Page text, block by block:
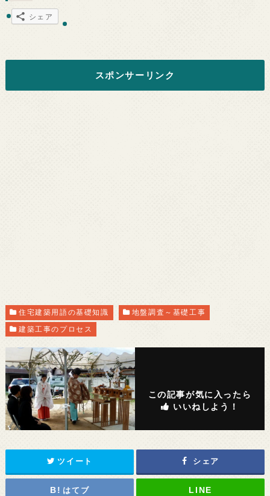
シェア
スポンサーリンク
住宅建築用語の基礎知識
地盤調査～基礎工事
建築工事のプロセス
この記事が気に入ったら
いいねしよう！
ツイート シェア
はてブ